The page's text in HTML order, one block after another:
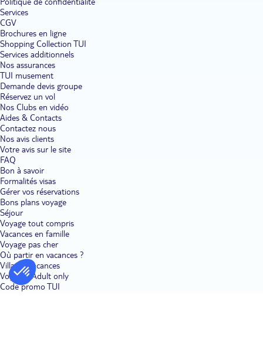
Services
CGV
Brochures en ligne
Shopping Collection TUI
Services additionnels
Nos assurances
TUI musement
Demande devis groupe
Réservez un vol
Nos Clubs en vidéo
Aides & Contacts
Contactez nous
Nos avis clients
Votre avis sur le site
FAQ
Bon à savoir
Formalités visas
Gérer vos réservations
Bons plans voyage
Séjour
Voyage tout compris
Vacances en famille
Voyage pas cher
Où partir en vacances ?
Villages vacances
Voyages Adult only
Code promo TUI